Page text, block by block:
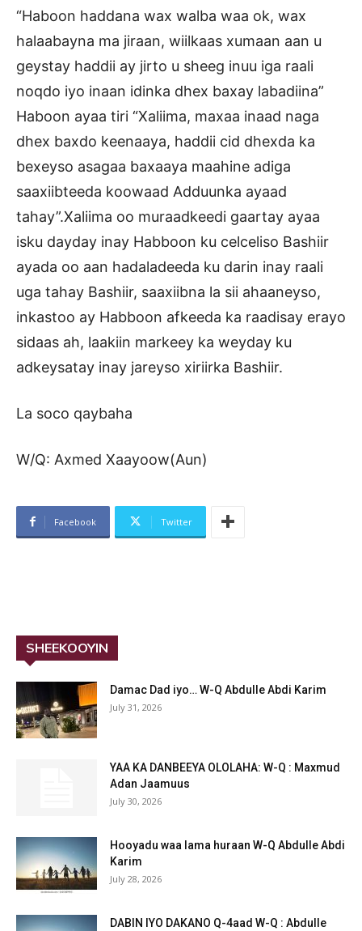
“Haboon haddana wax walba waa ok, wax
halaabayna ma jiraan, wiilkaas xumaan aan u
geystay haddii ay jirto u sheeg inuu iga raali
noqdo iyo inaan idinka dhex baxay labadiina”
Haboon ayaa tiri “Xaliima, maxaa inaad naga
dhex baxdo keenaaya, haddii cid dhexda ka
bexeyso asagaa baxaaya maahine adiga
saaxiibteeda koowaad Adduunka ayaad
tahay”.Xaliima oo muraadkeedi gaartay ayaa
isku dayday inay Habboon ku celceliso Bashiir
ayada oo aan hadaladeeda ku darin inay raali
uga tahay Bashiir, saaxiibna la sii ahaaneyso,
inkastoo ay Habboon afkeeda ka raadisay erayo
sidaas ah, laakiin markeey ka weyday ku
adkeysatay inay jareyso xiriirka Bashiir.
La soco qaybaha
W/Q: Axmed Xaayoow(Aun)
Facebook Twitter
SHEEKOOYIN
Damac Dad iyo… W-Q Abdulle Abdi Karim
July 31, 2026
YAA KA DANBEEYA OLOLAHA: W-Q : Maxmud
Adan Jaamuus
July 30, 2026
Hooyadu waa lama huraan W-Q Abdulle Abdi
Karim
July 28, 2026
DABIN IYO DAKANO Q-4aad W-Q : Abdulle